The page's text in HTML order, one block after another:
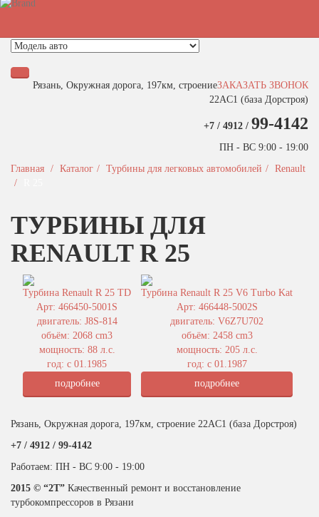
Быстрый поиск турбины
ЗАКАЗАТЬ ЗВОНОК
Рязань, Окружная дорога, 197км, строение
22АC1 (база Дорстроя)
+7 / 4912 / 99-4142
ПН - ВС 9:00 - 19:00
Главная
Каталог Турбины для легковых автомобилей
Renault
ТУРБИНЫ ДЛЯ
RENAULT R 25
Турбина Renault R 25 TD
Арт: 466450-5001S
двигатель: J8S-814
объём: 2068 cm3
мощность: 88 л.с.
год: с 01.1985
подробнее
Турбина Renault R 25 V6 Turbo Kat
Арт: 466448-5002S
двигатель: V6Z7U702
объём: 2458 cm3
мощность: 205 л.с.
год: с 01.1987
подробнее
Рязань, Окружная дорога, 197км, строение 22АC1 (база Дорстроя)
+7 / 4912 / 99-4142
Работаем: ПН - ВС 9:00 - 19:00
2015 © “2T” Качественный ремонт и восстановление
турбокомпрессоров в Рязани